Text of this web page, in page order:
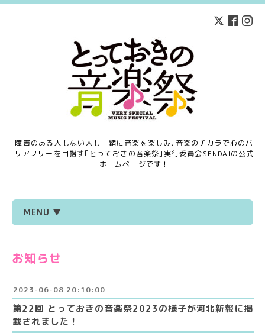
障害のある人もない人も一緒に音楽を楽しみ､音楽のチカラで心のバ
リアフリーを目指す｢とっておきの音楽祭｣実行委員会SENDAIの公式
ホームページです！
MENU ▼
お知らせ
2023-06-08 20:10:00
第22回 とっておきの音楽祭2023の様子が河北新報に掲
載されました！